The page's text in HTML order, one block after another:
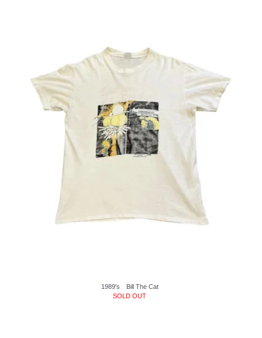
1989's Bill The Cat
SOLD OUT